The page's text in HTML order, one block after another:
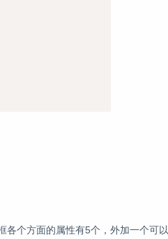
个方面的属性有5个，外加一个可以